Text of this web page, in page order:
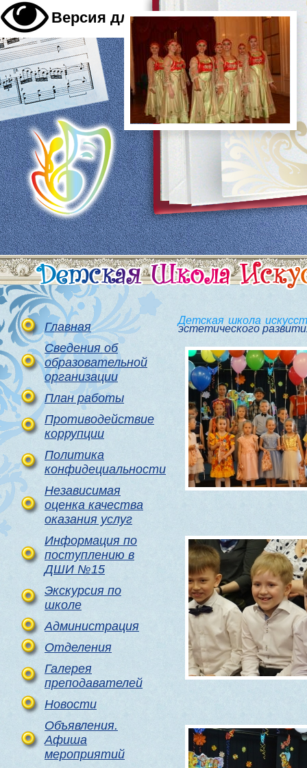
Версия для слабовидящих A A A
Главная
Сведения об
образовательной
организации
План работы
Противодействие
коррупции
Политика
конфидециальности
Независимая
оценка качества
оказания услуг
Информация по
поступлению в
ДШИ №15
Экскурсия по
школе
Администрация
Отделения
Галерея
преподавателей
Новости
Объявления.
Афиша
мероприятий
Детская школа
эстетического